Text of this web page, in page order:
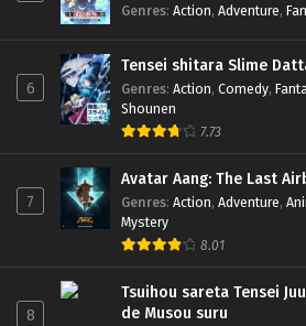
Genres: Action, Adventure,
6
Tensei shitara Slime
Genres: Action, Comedy,
Shounen
7.73
7
Avatar Aang: The Last
Genres: Action, Adventure,
Mystery
8.01
8
Tsuihou sareta Tensei
de Musou suru